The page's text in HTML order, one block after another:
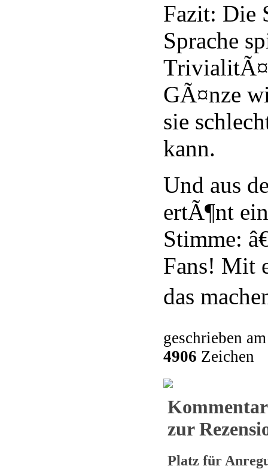
Fazit: Die
Sprache
GÃ¤nze
sie
kann.
Und aus
ertÃ¶nt
Stimme:
Fans! Mit
das
geschrieben
4906 Zeichen
zur
Platz für